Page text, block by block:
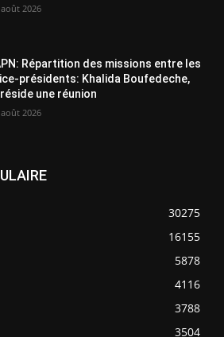
août 2026
Répartition des missions entre les
présidents: Khalida Boufedeche,
une réunion
août 2026
30275
16155
5878
4116
3788
3504